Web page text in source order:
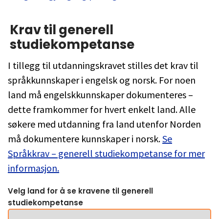
Krav til generell
studiekompetanse
I tillegg til utdanningskravet stilles det krav til
språkkunnskaper i engelsk og norsk. For noen
land må engelskkunnskaper dokumenteres –
dette framkommer for hvert enkelt land. Alle
søkere med utdanning fra land utenfor Norden
må dokumentere kunnskaper i norsk.Se
Språkkrav – generell studiekompetanse for mer
informasjon.
Velg land for å se kravene til generell
studiekompetanse